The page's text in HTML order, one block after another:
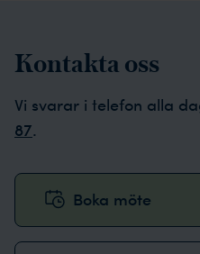
Kontakta oss
Vi svarar i telefon alla
87.
Boka möte